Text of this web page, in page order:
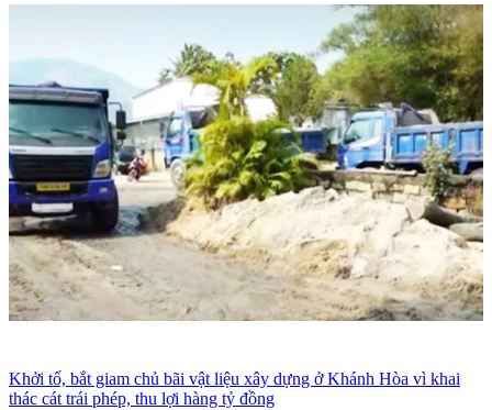
Khởi tố, bắt giam chủ bãi vật liệu xây dựng ở Khánh Hòa vì khai
thác cát trái phép, thu lợi hàng tỷ đồng